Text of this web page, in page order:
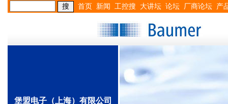
首页 新闻 工控搜 大讲坛 论坛 厂商论坛 产
堡盟电子（上海）有限公司